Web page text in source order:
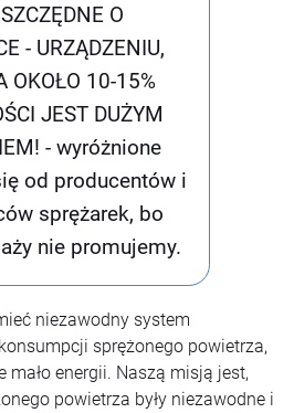
O
- URZĄDZENIU,
OKOŁO 10-15%
JEST DUŻYM
- wyróżnione
od producentów i
sprężarek, bo
nie promujemy.
niezawodny system
sprężonego powietrza,
mało energii. Naszą misją jest,
powietrza były niezawodne i